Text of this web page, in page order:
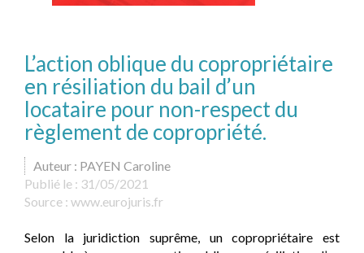
L’action oblique du copropriétaire
en résiliation du bail d’un
locataire pour non-respect du
règlement de copropriété.
Auteur : PAYEN Caroline
Publié le : 31/05/2021
Source : www.eurojuris.fr
Selon la juridiction suprême, un copropriétaire est